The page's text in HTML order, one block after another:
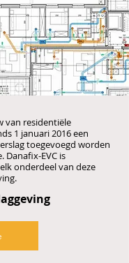
van residentiële
1 januari 2016 een
toegevoegd worden
Danafix-EVC is
onderdeel van deze